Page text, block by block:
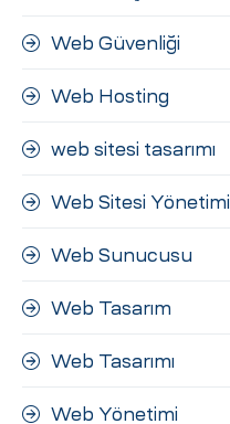
Web Güvenliği
Web Hosting
web sitesi tasarımı
Web Sitesi Yönetimi
Web Sunucusu
Web Tasarım
Web Tasarımı
Web Yönetimi